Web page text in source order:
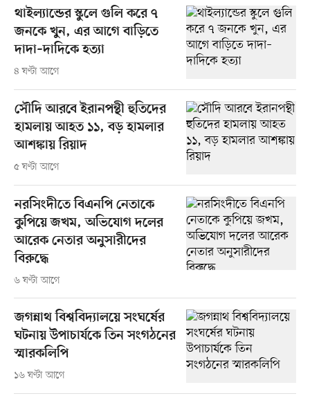
থাইল্যান্ডের স্কুলে গুলি করে ৭
জনকে খুন, এর আগে বাড়িতে
দাদা–দাদিকে হত্যা
৪ ঘণ্টা আগে
সৌদি আরবে ইরানপন্থী হুতিদের
হামলায় আহত ১১, বড় হামলার
আশঙ্কায় রিয়াদ
৫ ঘণ্টা আগে
নরসিংদীতে বিএনপি নেতাকে
কুপিয়ে জখম, অভিযোগ দলের
আরেক নেতার অনুসারীদের
বিরুদ্ধে
৬ ঘণ্টা আগে
জগন্নাথ বিশ্ববিদ্যালয়ে সংঘর্ষের
ঘটনায় উপাচার্যকে তিন সংগঠনের
স্মারকলিপি
১৬ ঘণ্টা আগে